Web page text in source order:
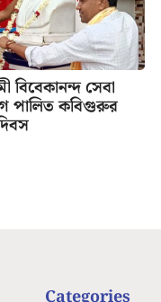
বিবেকানন্দ সেবা
পালিত কবিগুরুর
Categories